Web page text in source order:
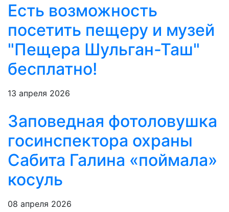
Есть возможность
посетить пещеру и музей
"Пещера Шульган-Таш"
бесплатно!
13 апреля 2026
Заповедная фотоловушка
госинспектора охраны
Сабита Галина «поймала»
косуль
08 апреля 2026